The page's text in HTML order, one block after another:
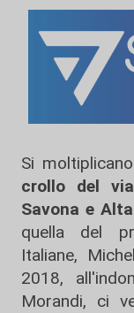
Si
crollo del
Savona e
quella del
Italiane,
2018,
Morandi, ci